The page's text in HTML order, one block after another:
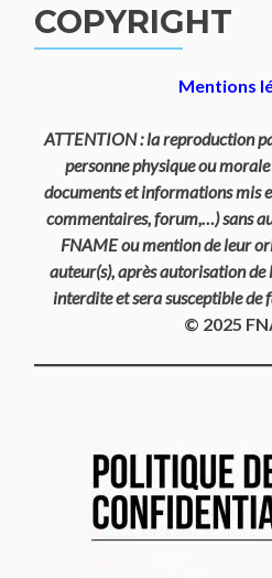
COPYRIGHT
Mentions
ATTENTION : la reproduction
personne physique ou
documents et informations mis
commentaires, forum,…) sans
FNAME ou mention de leur
auteur(s), après autorisation de
interdite et sera susceptible de
© 2025